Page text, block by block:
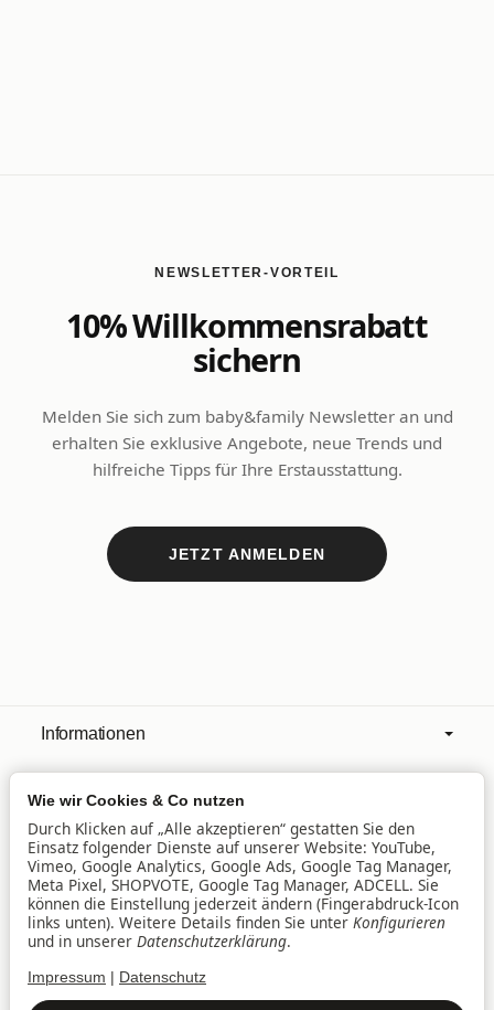
NEWSLETTER-VORTEIL
10% Willkommensrabatt
sichern
Melden Sie sich zum baby&family Newsletter an und
erhalten Sie exklusive Angebote, neue Trends und
hilfreiche Tipps für Ihre Erstausstattung.
JETZT ANMELDEN
Informationen
Mehr über
Filialen
Lieferservice
Wie wir Cookies & Co nutzen
Durch Klicken auf „Alle akzeptieren“ gestatten Sie den
Einsatz folgender Dienste auf unserer Website: YouTube,
Vimeo, Google Analytics, Google Ads, Google Tag Manager,
Meta Pixel, SHOPVOTE, Google Tag Manager, ADCELL. Sie
können die Einstellung jederzeit ändern (Fingerabdruck-Icon
links unten). Weitere Details finden Sie unter Konfigurieren
und in unserer Datenschutzerklärung.
Impressum Datenschutz